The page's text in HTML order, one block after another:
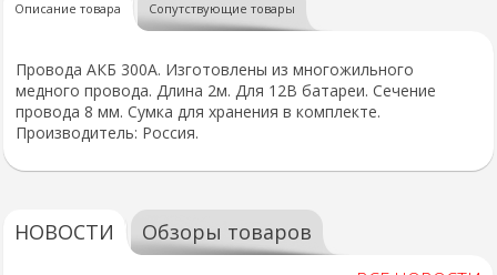
Описание товара Сопутствующие товары
Провода АКБ 300А. Изготовлены из многожильного
медного провода. Длина 2м. Для 12В батареи. Сечение
провода 8 мм. Сумка для хранения в комплекте.
Производитель: Россия.
НОВОСТИ Обзоры товаров